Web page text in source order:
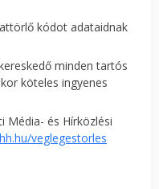
kódot adataidnak
minden tartós
köteles ingyenes
Média- és Hírközlési
veglegestorles